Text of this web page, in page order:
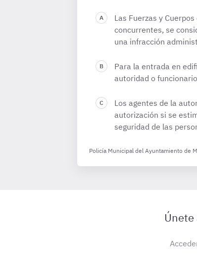
Las Fuerzas y
concurrentes, se
una infracción
Para la entrada en
autoridad o
Los agentes de la
autorización si se
seguridad de las
Policía Municipal del Ayuntamiento de